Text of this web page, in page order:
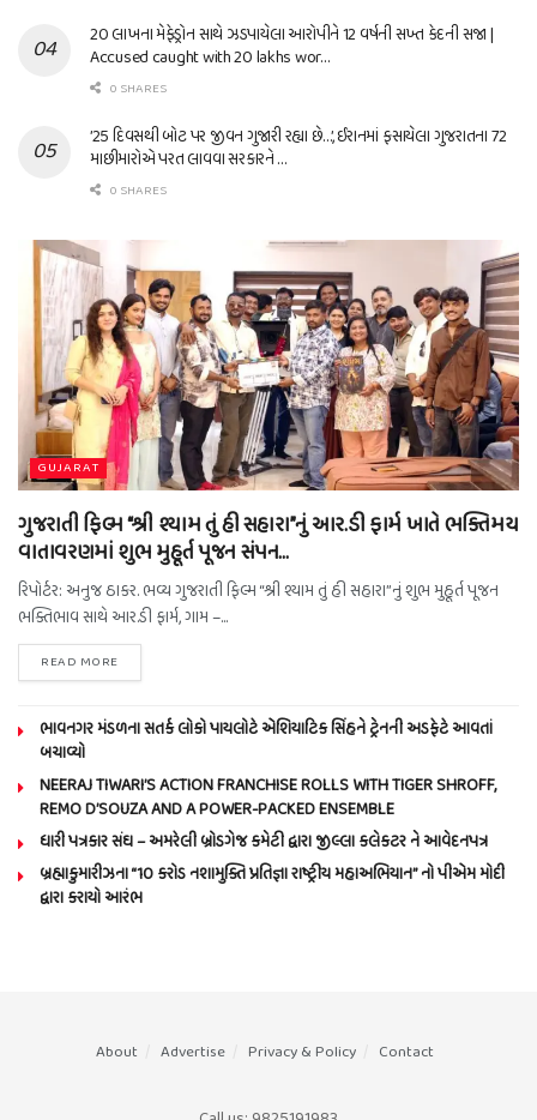
20 લાખના મેફેડ્રોન સાથે ઝડપાયેલા આરોપીને 12 વર્ષની સખ્ત કેદની સજા |
Accused caught with 20 lakhs wor…
0 SHARES
’25 દિવસથી બોટ પર જીવન ગુજારી રહ્યા છે…’, ઈરાનમાં ફસાયેલા ગુજરાતના 72
માછીમારોએ પરત લાવવા સરકારને …
0 SHARES
GUJARAT
ગુજરાતી ફિલ્મ “શ્રી શ્યામ તું હી સહારા”નું આર.ડી ફાર્મ ખાતે ભક્તિમય
વાતાવરણમાં શુભ મુહૂર્ત પૂજન સંપન…
રિપોર્ટર: અનુજ ઠાકર. ભવ્ય ગુજરાતી ફિલ્મ “શ્રી શ્યામ તું હી સહારા”નું શુભ મુહૂર્ત પૂજન
ભક્તિભાવ સાથે આર.ડી ફાર્મ, ગામ –...
READ MORE
ભાવનગર મંડળના સતર્ક લોકો પાયલોટે એશિયાટિક સિંહને ટ્રેનની અડફેટે આવતાં
બચાવ્યો
NEERAJ TIWARI’S ACTION FRANCHISE ROLLS WITH TIGER SHROFF,
REMO D’SOUZA AND A POWER-PACKED ENSEMBLE
ધારી પત્રકાર સંઘ – અમરેલી બ્રોડગેજ કમેટી દ્વારા જીલ્લા કલેકટર ને આવેદનપત્ર
બ્રહ્માકુમારીઝના “10 કરોડ નશામુક્તિ પ્રતિજ્ઞા રાષ્ટ્રીય મહાઅભિયાન” નો પીએમ મોદી
દ્વારા કરાયો આરંભ
About Advertise Privacy & Policy Contact